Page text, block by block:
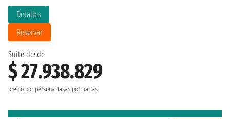
Suite desde
$ 27.938.829
precio por persona Tasas portuarias
Detalles
Reservar